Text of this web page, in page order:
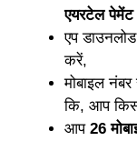
एयरटेल
एप
करें,
मोबाइल
कि, आप
आप 26